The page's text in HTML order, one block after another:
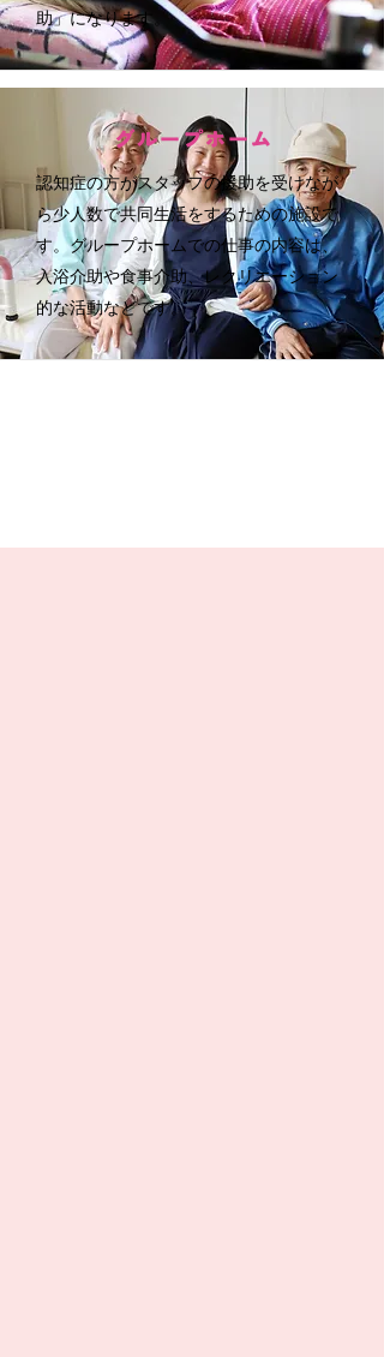
助」になります。
グループホーム
認知症の方がスタッフの援助を受けなが
ら少人数で共同生活をするための施設で
す。グループホームでの仕事の内容は、
入浴介助や食事介助、レクリエーション
的な活動などです。